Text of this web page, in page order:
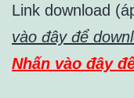
Link download
vào đây để
Nhấn vào đây